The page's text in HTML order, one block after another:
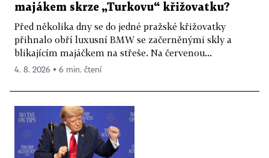
majákem skrze „Turkovu“ křižovatku?
Před několika dny se do jedné pražské křižovatky
přihnalo obří luxusní BMW se začerněnými skly a
blikajícím majáčkem na střeše. Na červenou...
4. 8. 2026 ▪ 6 min. čtení